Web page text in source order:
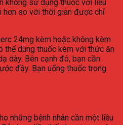
không sử dụng thuốc với liều
hơn so với thời gian được chỉ
24mg kèm hoặc không kèm
thể dùng thuốc kèm với thức ăn
dày. Bên cạnh đó, bạn cần
đầy. Bạn uống thuốc trong
những bệnh nhân cần một liều